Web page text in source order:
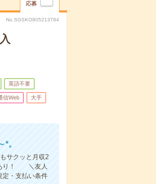
応募
No.SGSKO805213784
英語不要
信Web 大手
。
サクッと月収2
あり！ ＼友人
・支払い条件